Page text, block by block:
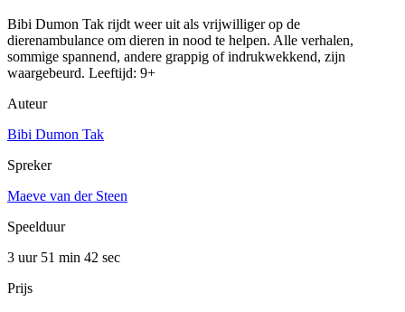
Bibi Dumon Tak rijdt weer uit als vrijwilliger op de
dierenambulance om dieren in nood te helpen. Alle verhalen,
sommige spannend, andere grappig of indrukwekkend, zijn
waargebeurd. Leeftijd: 9+
Auteur
Bibi Dumon Tak
Spreker
Maeve van der Steen
Speelduur
3 uur 51 min 42 sec
Prijs